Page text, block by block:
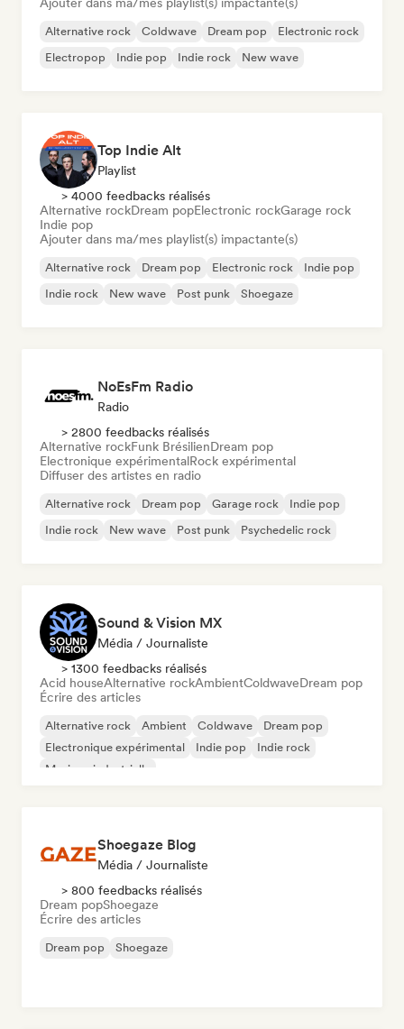
Alternative rock Coldwave Dream pop
Electronic rock
Electropop
Indie pop Indie rock New wave
Top Indie Alt
Playlist
> 4000 feedbacks réalisés
Alternative rockDream popElectronic rockGarage rock
Indie pop
Ajouter dans ma/mes playlist(s) impactante(s)
Alternative rock Dream pop Electronic rock
Indie pop
Indie rock
New wave Post punk Shoegaze
NoEsFm Radio
Radio
> 2800 feedbacks réalisés
Alternative rockFunk BrésilienDream pop
Electronique expérimentalRock expérimental
Diffuser des artistes en radio
Alternative rock Dream pop Garage rock
Indie pop
Indie rock
New wave Post punk Psychedelic rock
Sound & Vision MX
Média / Journaliste
> 1300 feedbacks réalisés
Acid houseAlternative rockAmbientColdwaveDream pop
Écrire des articles
Alternative rock Ambient Coldwave
Dream pop
Electronique expérimental
Indie pop
Indie rock
Musique industrielle
Shoegaze Blog
Média / Journaliste
> 800 feedbacks réalisés
Dream popShoegaze
Écrire des articles
Dream pop Shoegaze